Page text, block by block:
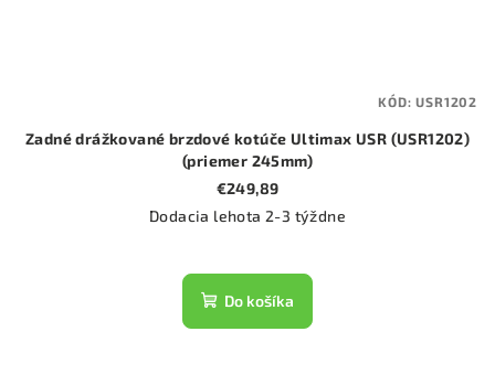
Zadné drážkované brzdové kotúče Ultimax USR (USR1202)
(priemer 245mm)
€249,89
Dodacia lehota 2-3 týždne
Do košíka
KÓD:USR1202